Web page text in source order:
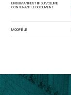
URI DU MANIFEST IIIF DU VOLUME
CONTENANT LE DOCUMENT
MODIFIÉ LE